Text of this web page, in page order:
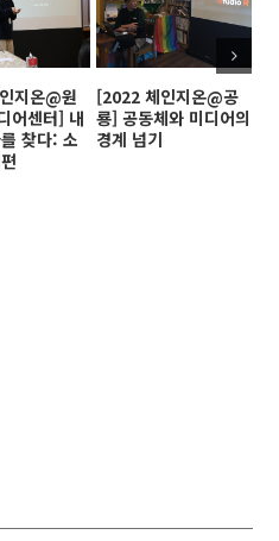
지온@원
어센터] 내
찾다: 소
[2022 체인지온@공
룡] 공동체와 미디어의
경계 넘기